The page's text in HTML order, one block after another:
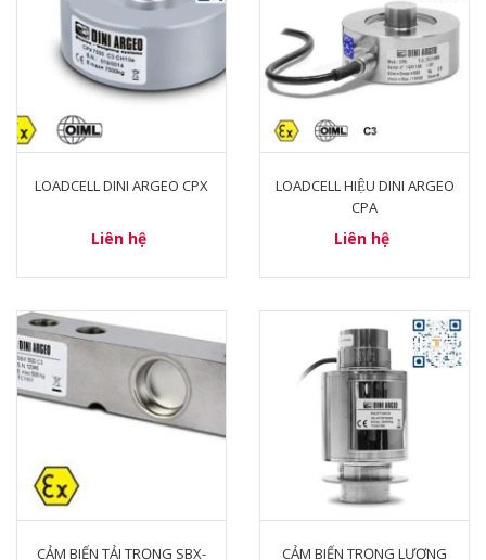
LOADCELL DINI ARGEO CPX
Liên hệ
LOADCELL HIỆU DINI ARGEO
CPA
Liên hệ
CẢM BIẾN TẢI TRỌNG SBX-
CẢM BIẾN TRỌNG LƯỢNG